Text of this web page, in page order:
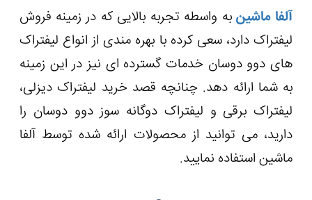
آلفا ماشینبه واسطه تجربه بالایی که در زمینه فروش
لیفتراک دارد، سعی کرده با بهره مندی از انواع لیفتراک
های دوو دوسان خدمات گسترده ‌ای نیز در این زمینه
به شما ارائه دهد. چنانچه قصد خرید لیفتراک دیزلی،
لیفتراک برقی و لیفتراک دوگانه سوز دوو دوسان را
دارید، می توانید از محصولات ارائه شده توسط آلفا
ماشین استفاده نمایید.